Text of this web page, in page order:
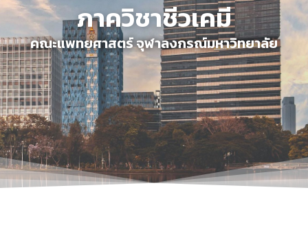
ภาควิชาชีวเคมี
คณะแพทยศาสตร์ จุฬาลงกรณ์มหาวิทยาลัย